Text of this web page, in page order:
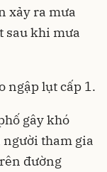
xảy ra mưa
sau khi mưa
ngập lụt cấp 1.
gây khó
tham gia
đường